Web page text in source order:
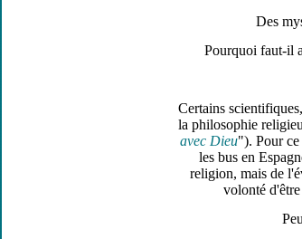
Des
Pourquoi faut-il
Certains
la philosophie
avec Dieu"). Pour ce
les bus en
religion, mais de
volonté